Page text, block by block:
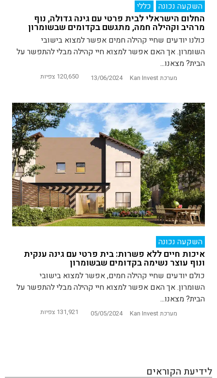
השקעה נכונה כללי
החלום הישראלי לבית פרטי עם גינה גדולה, נוף
מרהיב וקהילה חמה, מתגשם בקדומים שבשומרון
כולנו יודעים שחיי קהילה חמים אפשר למצוא בישובי
השומרון. אך האם אפשר למצוא חיי קהילה מבלי להתפשר על
הבית? מצאנו...
מערכת Kan Invest 13/06/2024 120,650 צפיות
השקעה נכונה
איכות חיים ללא פשרות: בית פרטי עם גינה ענקית
ונוף עוצר נשימה בקדומים שבשומרון
כולם יודעים שחיי קהילה חמים, אפשר למצוא בישובי
השומרון. אך האם אפשר למצוא חיי קהילה מבלי להתפשר על
הבית? מצאנו...
מערכת Kan Invest 05/05/2024 131,921 צפיות
לידיעת הקוראים